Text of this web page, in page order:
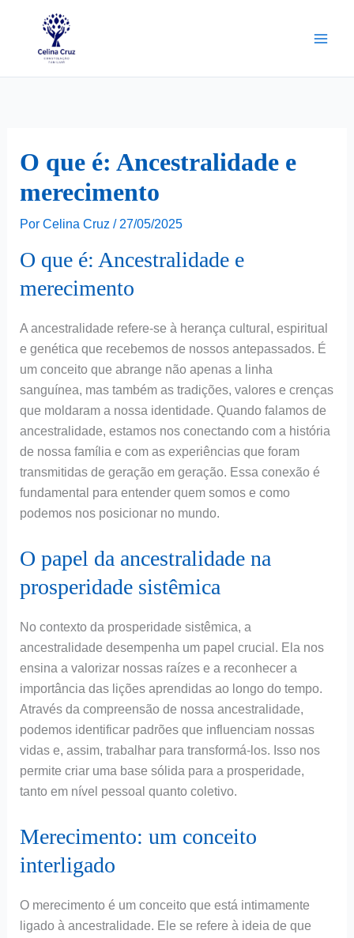
O que é: Ancestralidade e
merecimento
Por Celina Cruz / 27/05/2025
O que é: Ancestralidade e
merecimento
A ancestralidade refere-se à herança cultural, espiritual
e genética que recebemos de nossos antepassados. É
um conceito que abrange não apenas a linha
sanguínea, mas também as tradições, valores e crenças
que moldaram a nossa identidade. Quando falamos de
ancestralidade, estamos nos conectando com a história
de nossa família e com as experiências que foram
transmitidas de geração em geração. Essa conexão é
fundamental para entender quem somos e como
podemos nos posicionar no mundo.
O papel da ancestralidade na
prosperidade sistêmica
No contexto da prosperidade sistêmica, a
ancestralidade desempenha um papel crucial. Ela nos
ensina a valorizar nossas raízes e a reconhecer a
importância das lições aprendidas ao longo do tempo.
Através da compreensão de nossa ancestralidade,
podemos identificar padrões que influenciam nossas
vidas e, assim, trabalhar para transformá-los. Isso nos
permite criar uma base sólida para a prosperidade,
tanto em nível pessoal quanto coletivo.
Merecimento: um conceito
interligado
O merecimento é um conceito que está intimamente
ligado à ancestralidade. Ele se refere à ideia de que